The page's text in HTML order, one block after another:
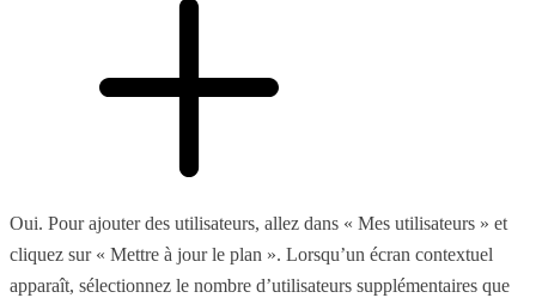
Oui. Pour ajouter des utilisateurs, allez dans « Mes utilisateurs » et
cliquez sur « Mettre à jour le plan ». Lorsqu’un écran contextuel
apparaît, sélectionnez le nombre d’utilisateurs supplémentaires que